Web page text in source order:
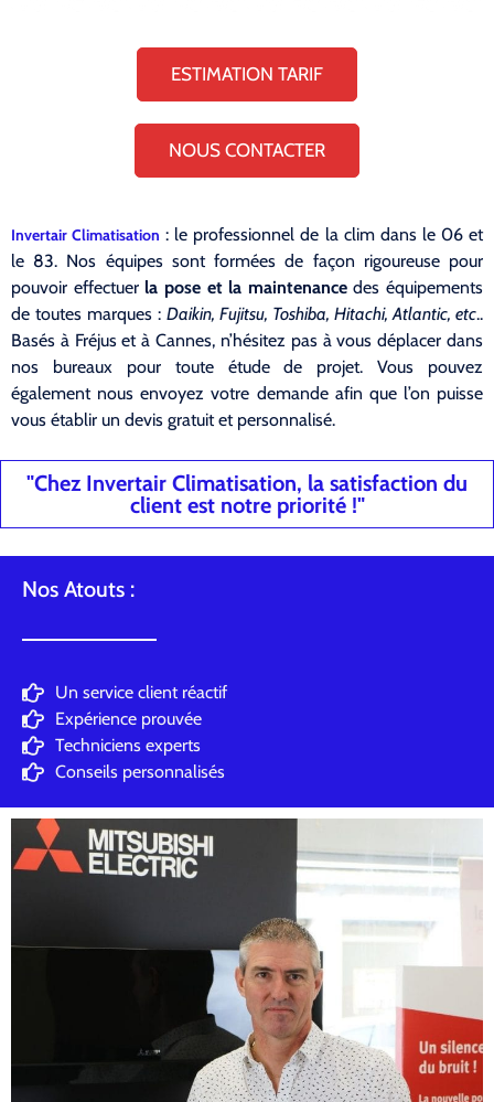
ESTIMATION TARIF
NOUS CONTACTER
Invertair Climatisation : le professionnel de la clim dans le 06 et
le 83. Nos équipes sont formées de façon rigoureuse pour
pouvoir effectuer la pose et la maintenancedes équipements
de toutes marques : Daikin, Fujitsu, Toshiba, Hitachi, Atlantic, etc..
Basés à Fréjus et à Cannes, n’hésitez pas à vous déplacer dans
nos bureaux pour toute étude de projet. Vous pouvez
également nous envoyez votre demande afin que l’on puisse
vous établir un devis gratuit et personnalisé.
"Chez Invertair Climatisation, la satisfaction du
client est notre priorité !"
Nos Atouts :
Un service client réactif
Expérience prouvée
Techniciens experts
Conseils personnalisés